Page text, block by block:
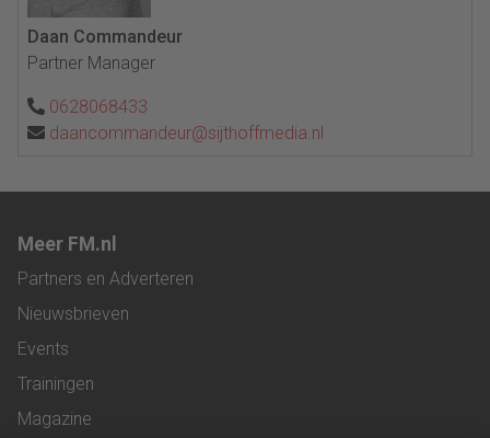
Daan Commandeur
Partner Manager
0628068433
daancommandeur@sijthoffmedia.nl
Meer FM.nl
Partners en Adverteren
Nieuwsbrieven
Events
Trainingen
Magazine